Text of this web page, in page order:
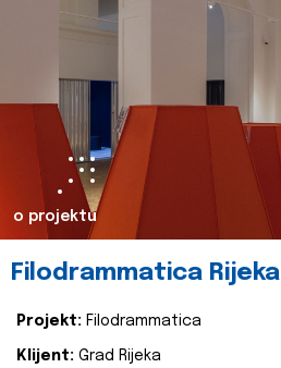
o projektu
Filodrammatica Rijeka
Projekt: Filodrammatica
Klijent: Grad Rijeka